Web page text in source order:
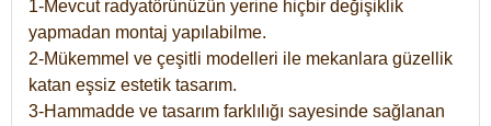
1-Mevcut radyatörünüzün yerine hiçbir değişiklik
yapmadan montaj yapılabilme.
2-Mükemmel ve çeşitli modelleri ile mekanlara güzellik
katan eşsiz estetik tasarım.
3-Hammadde ve tasarım farklılığı sayesinde sağlanan